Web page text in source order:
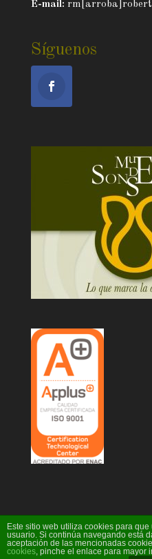
E-mail:
Síguenos
Diseño
Este sitio web utiliza cookies para
usuario. Si continúa navegando está
aceptación de las mencionadas
cookies, pinche el enlace para mayor